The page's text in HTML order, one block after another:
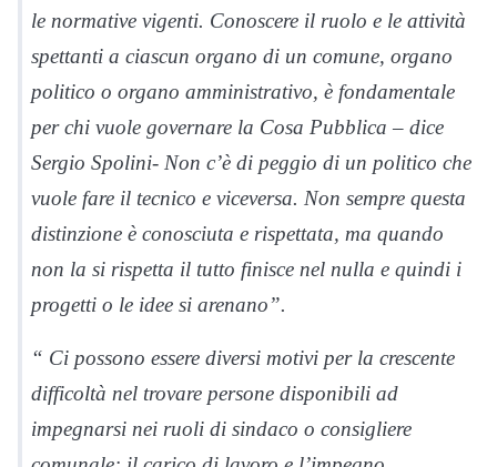
le normative vigenti. Conoscere il ruolo e le attività
spettanti a ciascun organo di un comune, organo
politico o organo amministrativo, è fondamentale
per chi vuole governare la Cosa Pubblica – dice
Sergio Spolini- Non c’è di peggio di un politico che
vuole fare il tecnico e viceversa. Non sempre questa
distinzione è conosciuta e rispettata, ma quando
non la si rispetta il tutto finisce nel nulla e quindi i
progetti o le idee si arenano”.
“ Ci possono essere diversi motivi per la crescente
difficoltà nel trovare persone disponibili ad
impegnarsi nei ruoli di sindaco o consigliere